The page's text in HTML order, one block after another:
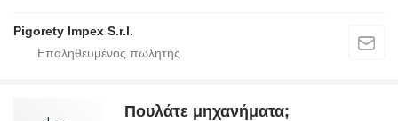
Pigorety Impex S.r.l.
Πουλάτε μηχανήματα;